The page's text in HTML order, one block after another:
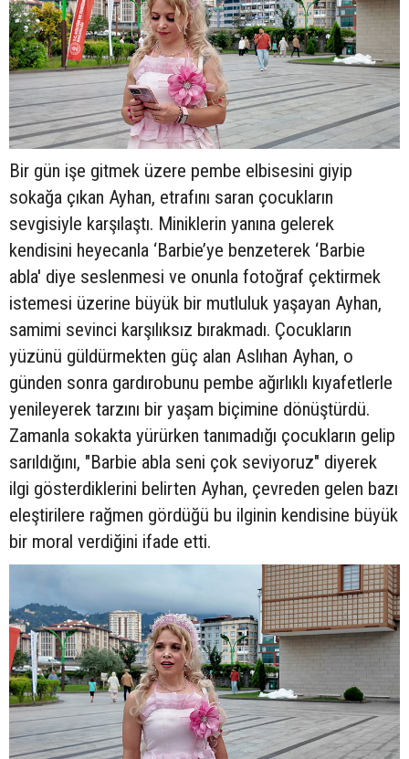
Bir gün işe gitmek üzere pembe elbisesini giyip
sokağa çıkan Ayhan, etrafını saran çocukların
sevgisiyle karşılaştı. Miniklerin yanına gelerek
kendisini heyecanla ‘Barbie’ye benzeterek ‘Barbie
abla' diye seslenmesi ve onunla fotoğraf çektirmek
istemesi üzerine büyük bir mutluluk yaşayan Ayhan,
samimi sevinci karşılıksız bırakmadı. Çocukların
yüzünü güldürmekten güç alan Aslıhan Ayhan, o
günden sonra gardırobunu pembe ağırlıklı kıyafetlerle
yenileyerek tarzını bir yaşam biçimine dönüştürdü.
Zamanla sokakta yürürken tanımadığı çocukların gelip
sarıldığını, "Barbie abla seni çok seviyoruz" diyerek
ilgi gösterdiklerini belirten Ayhan, çevreden gelen bazı
eleştirilere rağmen gördüğü bu ilginin kendisine büyük
bir moral verdiğini ifade etti.